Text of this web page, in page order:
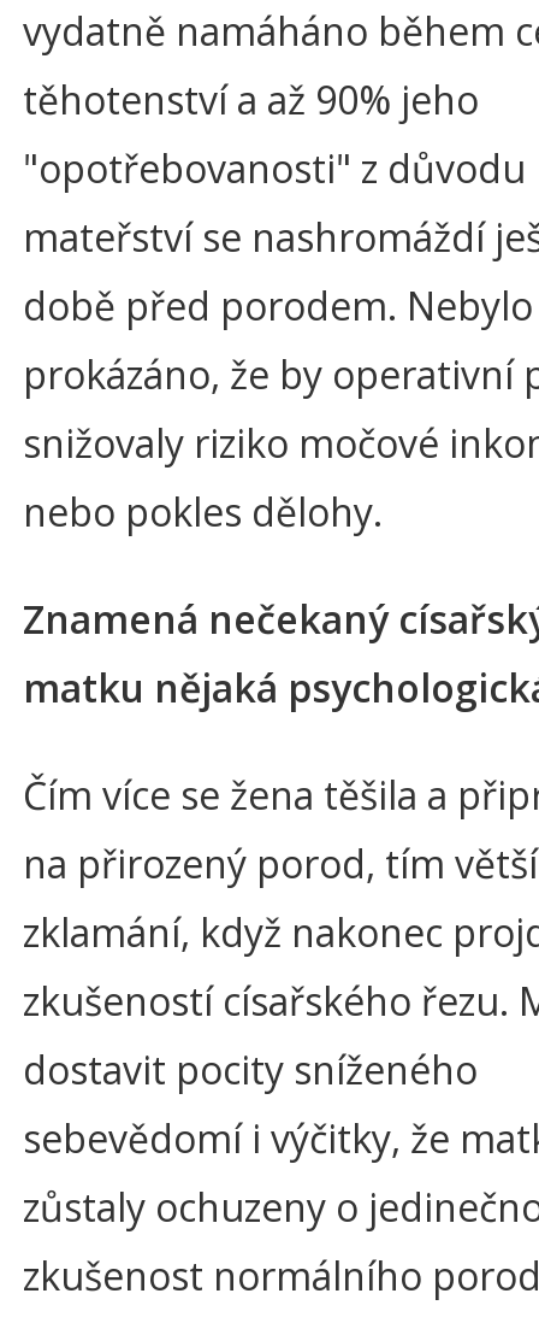
vydatně namáháno během
těhotenství a až 90% jeho
"opotřebovanosti" z důvodu
mateřství se nashromáždí
době před porodem.
prokázáno, že by operativní
snižovaly riziko močové
nebo pokles dělohy.
Znamená nečekaný
matku nějaká
Čím více se žena těšila a
na přirozený porod, tím
zklamání, když nakonec
zkušeností císařského řezu.
dostavit pocity sníženého
sebevědomí i výčitky, že
zůstaly ochuzeny o
zkušenost normálního